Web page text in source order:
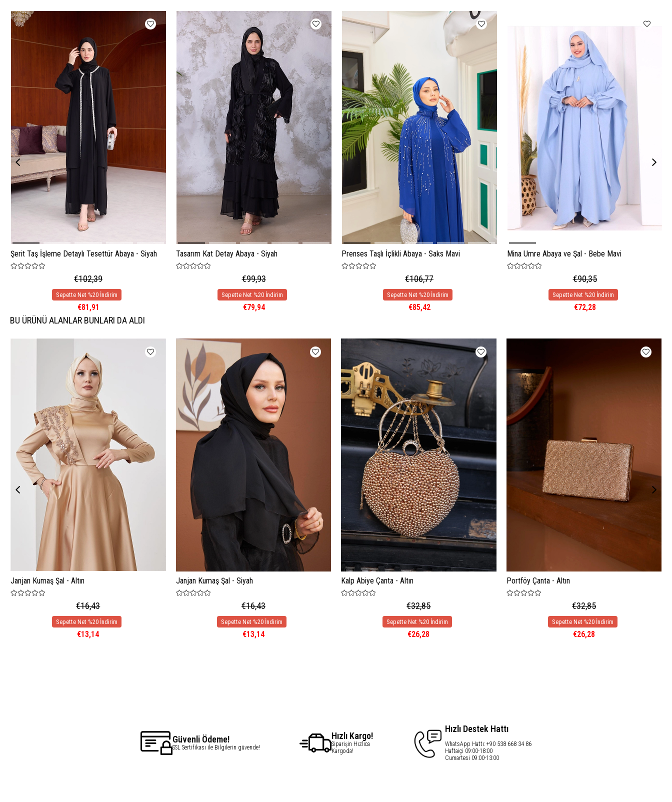
Şerit Taş İşleme Detaylı Tesettür Abaya - Siyah
€102,39
€81,91
Tasarım Kat Detay Abaya - Siyah
€99,93
€79,94
Prenses Taşlı İçlikli Abaya - Saks Mavi
€106,77
€85,42
Mina Umre Abaya ve Şal - Bebe Mavi
€90,35
€72,28
BU ÜRÜNÜ ALANLAR BUNLARI DA ALDI
Janjan Kumaş Şal - Altın
€16,43
€13,14
Janjan Kumaş Şal - Siyah
€16,43
€13,14
Kalp Abiye Çanta - Altın
€32,85
€26,28
Portföy Çanta - Altın
€32,85
€26,28
Güvenli Ödeme!
SSL Sertifikası ile Bilgilerin güvende!
Hızlı Kargo!
Siparişin Hızlıca
Kargoda!
Hızlı Destek Hattı
WhatsApp Hattı: +90 538 668 34 86
Haftaiçi 09:00-18:00
Cumartesi 09:00-13:00